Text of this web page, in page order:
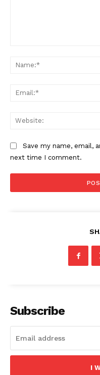
Save my name, email,
next time I comment.
Subscribe
I